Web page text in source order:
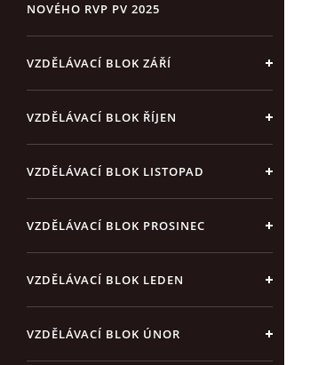
NOVÉHO RVP PV 2025
VZDĚLÁVACÍ BLOK ZÁŘÍ
VZDĚLÁVACÍ BLOK ŘÍJEN
VZDĚLÁVACÍ BLOK LISTOPAD
VZDĚLÁVACÍ BLOK PROSINEC
VZDĚLÁVACÍ BLOK LEDEN
VZDĚLÁVACÍ BLOK ÚNOR